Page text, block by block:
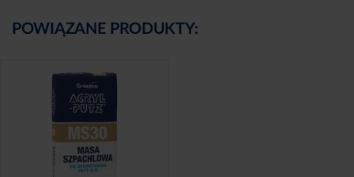
POWIĄZANE PRODUKTY: